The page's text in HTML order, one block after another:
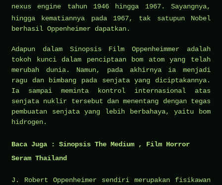
nexus engine tahun 1946 hingga 1967. Sayangnya,
hingga kematiannya pada 1967, tak satupun Nobel
berhasil Oppenheimer dapatkan.
Adapun dalam Sinopsis Film Oppenheimmer adalah
tokoh kunci dalam penciptaan bom atom yang telah
merubah dunia. Namun, pada akhirnya ia menjadi
ragu dan bimbang pada senjata yang diciptakannya.
Ia sampai meminta kontrol internasional atas
senjata nuklir tersebut dan menentang dengan tegas
pembuatan senjata yang lebih berbahaya, yaitu bom
hidrogen.
Baca Juga : Sinopsis The Medium , Film Horror
Seram Thailand
J. Robert Oppenheimer sendiri merupakan fisikawan